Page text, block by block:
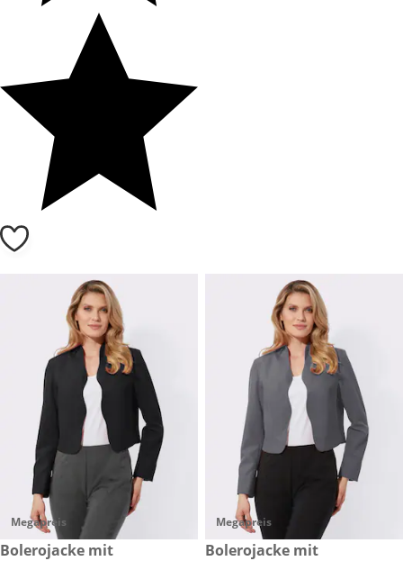
Megapreis
CHF 59.-
Bolerojacke mit
Megapreis
CHF 59.-
Bolerojacke mit